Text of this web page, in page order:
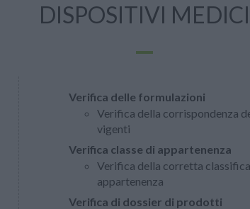
DISPOSITIVI MEDICI
Verifica delle formulazioni
Verifica della corrispondenza
vigenti
Verifica classe di appartenenza
Verifica della corretta
appartenenza
Verifica di dossier di prodotti